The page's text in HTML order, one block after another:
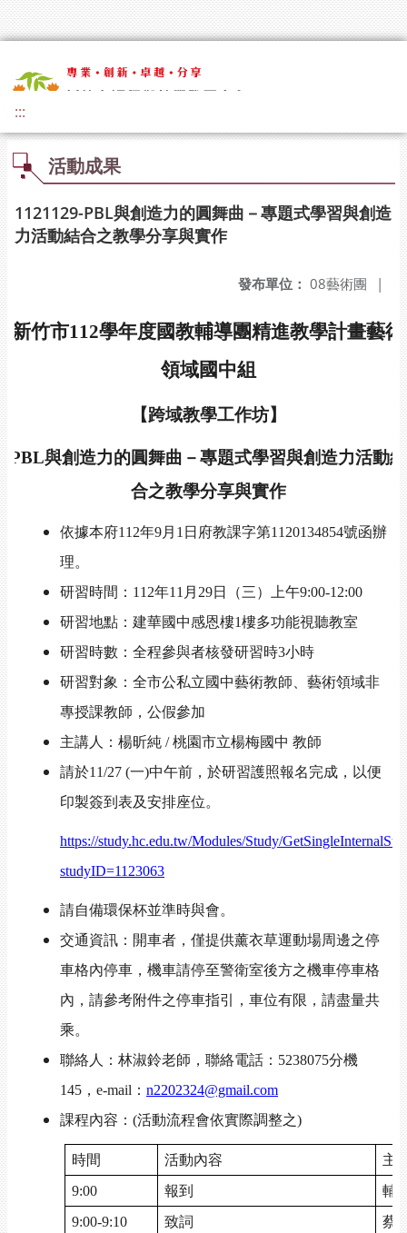
:::
活動成果
1121129-PBL與創造力的圓舞曲－專題式學習與創造
力活動結合之教學分享與實作
發布單位： 08藝術團 |
新竹市112學年度國教輔導團精進教學計畫藝術
領域國中組
【跨域教學工作坊】
PBL與創造力的圓舞曲－專題式學習與創造力活動結
合之教學分享與實作
依據本府112年9月1日府教課字第1120134854號函辦
理。
研習時間：112年11月29日（三）上午9:00-12:00
研習地點：建華國中感恩樓1樓多功能視聽教室
研習時數：全程參與者核發研習時3小時
研習對象： 全市公私立國中藝術教師 、藝術領域非
專授課教師 ，公假參加
主講人： 楊昕純 /桃園市立楊梅國中 教師
請於11/27 (一)中午前，於研習護照報名完成，以便
印製簽到表及安排座位。
https://study.hc.edu.tw/Modules/Study/
studyID=1123063
請自備環保杯並準時與會。
交通資訊：開車者，僅提供薰衣草運動場周邊之停
車格內停車，機車請停至警衛室後方之機車停車格
內 ， 請參考附件之停車指引 ， 車位有限 ， 請盡量共
乘。
聯絡人：林淑鈴老師，聯絡電話：5238075分機
145，e-mail： n2202324@gmail.com
課程內容：(活動流程會依實際調整之)
時間 活動內容
主
9:00
報到
輔
9:00-9:10
致詞
蔡